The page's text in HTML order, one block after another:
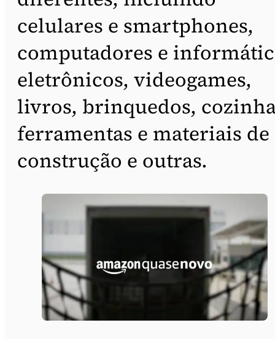
celulares e smartphones,
computadores e
eletrônicos, videogames,
livros, brinquedos,
ferramentas e materiais de
construção e outras.